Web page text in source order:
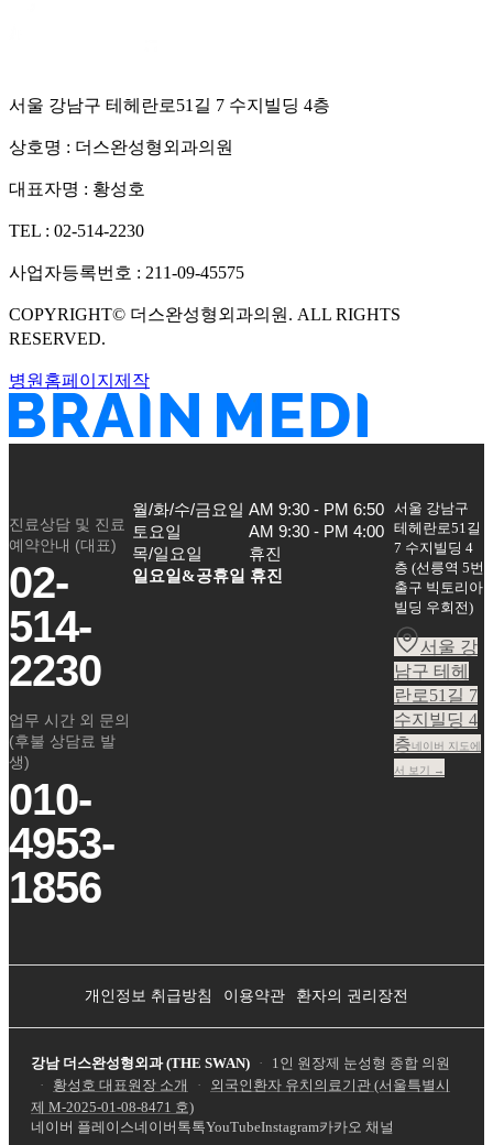
서울 강남구 테헤란로51길 7 수지빌딩 4층
상호명 : 더스완성형외과의원
대표자명 : 황성호
TEL : 02-514-2230
사업자등록번호 : 211-09-45575
COPYRIGHT© 더스완성형외과의원 . ALL RIGHTS
RESERVED.
병원홈페이지제작
진료상담 및 진료
예약안내 (대표)
02-
514-
2230
업무 시간 외 문의
(후불 상담료 발
생)
010-
4953-
1856
월/화/수/금요일
토요일
목/일요일
AM 9:30 - PM 6:50
AM 9:30 - PM 4:00
휴진
일요일&공휴일 휴진
서울 강남구
테헤란로51길
7 수지빌딩 4
층 (선릉역 5번
출구 빅토리아
빌딩 우회전)
서울 강
남구 테헤
란로51길 7
수지빌딩 4
층네이버 지도에
서 보기 →
개인정보 취급방침 이용약관 환자의 권리장전
강남 더스완성형외과 (THE SWAN) ·
1인 원장제 눈성형 종합 의원
·
황성호 대표원장 소개 ·
외국인환자 유치의료기관 (서울특별시
제 M-2025-01-08-8471 호)
네이버 플레이스네이버톡톡YouTubeInstagram카카오 채널